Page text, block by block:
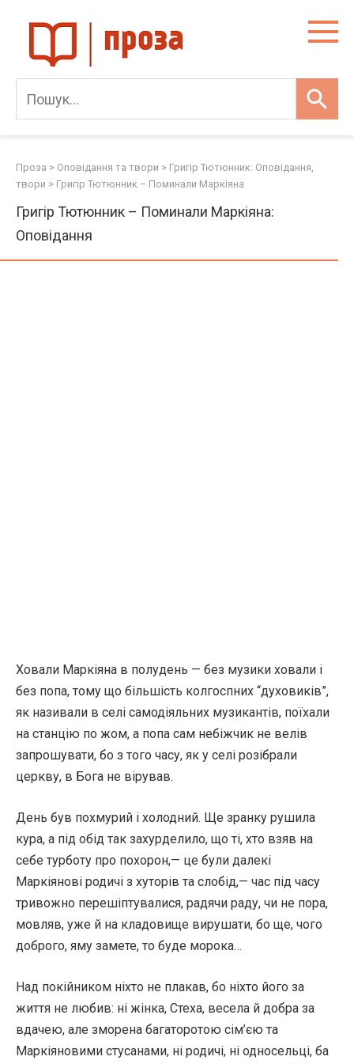
content
Проза > Оповідання та твори > Григір Тютюнник: Оповідання,
твори > Григір Тютюнник – Поминали Маркіяна
Григір Тютюнник – Поминали Маркіяна:
Оповідання
Ховали Маркіяна в полудень — без музики ховали і
без попа, тому що більшість колгоспних “духовиків”,
як називали в селі самодіяльних музикантів, поїхали
на станцію по жом, а попа сам небіжчик не велів
запрошувати, бо з того часу, як у селі розібрали
церкву, в Бога не вірував.
День був похмурий і холодний. Ще зранку рушила
кура, а під обід так захурделило, що ті, хто взяв на
себе турботу про похорон,— це були далекі
Маркіянові родичі з хуторів та слобід,— час під часу
тривожно перешіптувалися, радячи раду, чи не пора,
мовляв, уже й на кладовище вирушати, бо ще, чого
доброго, яму замете, то буде морока…
Над покійником ніхто не плакав, бо ніхто його за
життя не любив: ні жінка, Стеха, весела й добра за
вдачею, але зморена багаторотою сім’єю та
Маркіяновими стусанами, ні родичі, ні односельці, ба